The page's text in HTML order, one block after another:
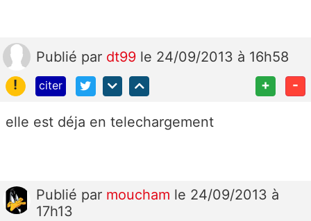
Publié par dt99 le 24/09/2013 à 16h58
!
citer + -
elle est déja en telechargement
Publié par moucham le 24/09/2013 à
17h13